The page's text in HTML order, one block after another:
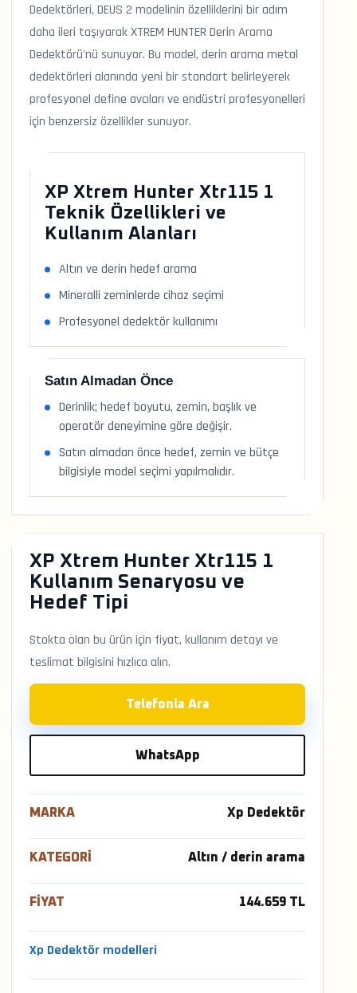
Dedektörleri, DEUS 2 modelinin özelliklerini bir adım
daha ileri taşıyarak XTREM HUNTER Derin Arama
Dedektörü'nü sunuyor. Bu model, derin arama metal
dedektörleri alanında yeni bir standart belirleyerek
profesyonel define avcıları ve endüstri profesyonelleri
için benzersiz özellikler sunuyor.
XP Xtrem Hunter Xtr115 1
Teknik Özellikleri ve
Kullanım Alanları
Altın ve derin hedef arama
Mineralli zeminlerde cihaz seçimi
Profesyonel dedektör kullanımı
Satın Almadan Önce
Derinlik; hedef boyutu, zemin, başlık ve
operatör deneyimine göre değişir.
Satın almadan önce hedef, zemin ve bütçe
bilgisiyle model seçimi yapılmalıdır.
XP Xtrem Hunter Xtr115 1
Kullanım Senaryosu ve
Hedef Tipi
Stokta olan bu ürün için fiyat, kullanım detayı ve
teslimat bilgisini hızlıca alın.
Telefonla Ara
WhatsApp
MARKA Xp Dedektör
KATEGORI Altın / derin arama
FIYAT 144.659 TL
Xp Dedektör modelleri